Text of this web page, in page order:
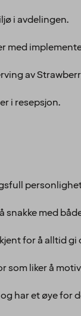
i avdelingen.
med
av
i resepsjon.
snakke med
for å alltid
som liker å
har et øye for